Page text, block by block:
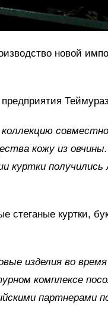
новой
кожу из
куртки получились
стеганые куртки,
изделия во
комплексе
партнерами